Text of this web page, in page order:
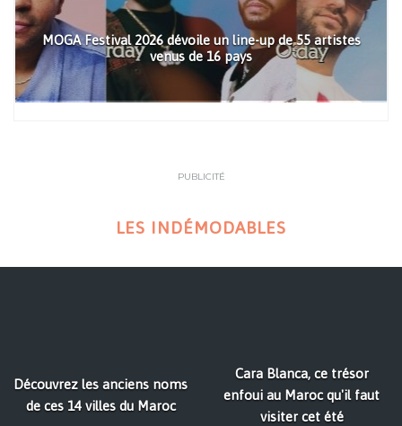
MOGA Festival 2026 dévoile un line-up de 55 artistes
venus de 16 pays
PUBLICITÉ
LES INDÉMODABLES
Découvrez les anciens noms
de ces 14 villes du Maroc
Cara Blanca, ce trésor
enfoui au Maroc qu'il faut
visiter cet été